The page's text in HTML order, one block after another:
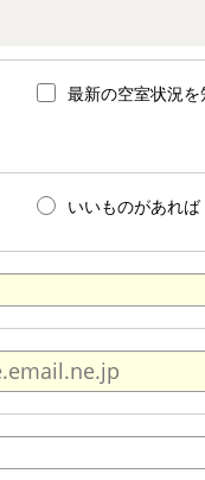
最新の空室状況
いいものがあれば